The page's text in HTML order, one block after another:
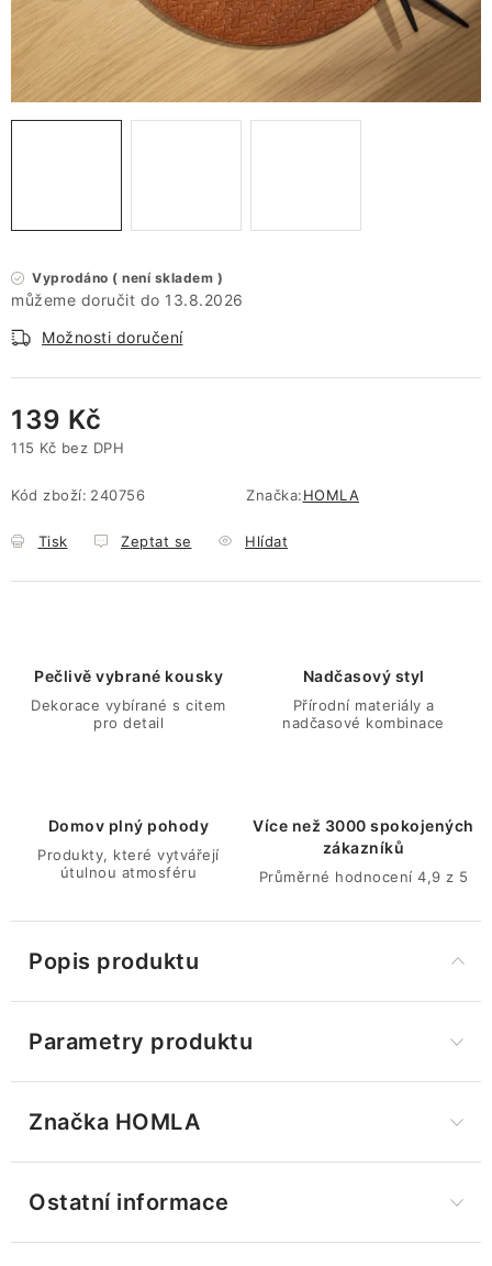
Odstoupení od smlouvy
Vyprodáno ( není skladem )
13.8.2026
Možnosti doručení
139 Kč
115 Kč bez DPH
Kód zboží: 240756 Značka:HOMLA
Tisk Zeptat se Hlídat
Pečlivě vybrané kousky
Dekorace vybírané s citem
pro detail
Nadčasový styl
Přírodní materiály a
nadčasové kombinace
Domov plný pohody
Produkty, které vytvářejí
útulnou atmosféru
Více než 3000 spokojených
zákazníků
Průměrné hodnocení 4,9 z 5
Popis produktu
Parametry produktu
Značka HOMLA
Ostatní informace